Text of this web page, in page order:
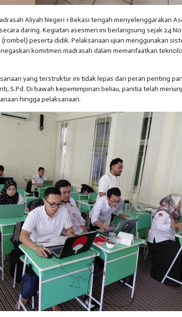
Aliyah Negeri 1 Bekasi tengah menyelenggarakan
daring. Kegiatan asesmen ini berlangsung sejak 24
peserta didik. Pelaksanaan ujian menggunakan
komitmen madrasah dalam memanfaatkan
yang terstruktur ini tidak lepas dari peran penting
S.Pd. Di bawah kepemimpinan beliau, panitia telah
hingga pelaksanaan.